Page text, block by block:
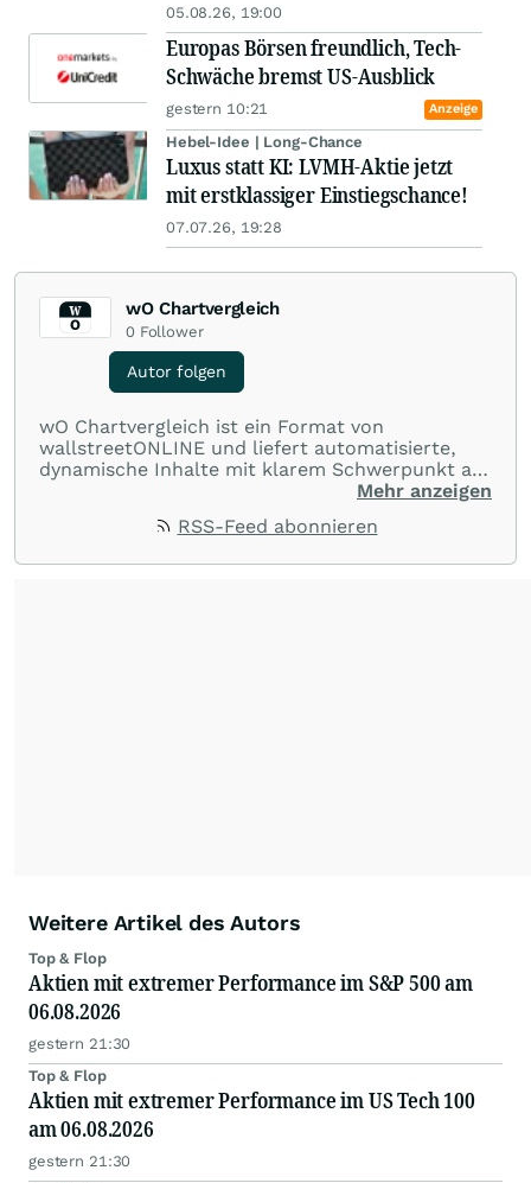
05.08.26, 19:00
Europas Börsen freundlich, Tech-
Schwäche bremst US-Ausblick
gestern 10:21 Anzeige
Hebel-Idee | Long-Chance
Luxus statt KI: LVMH-Aktie jetzt
mit erstklassiger Einstiegschance!
07.07.26, 19:28
wO Chartvergleich
0 Follower
Autor folgen
wO Chartvergleich ist ein Format von
wallstreetONLINE und liefert automatisierte,
dynamische Inhalte mit klarem Schwerpunkt auf
Charts und Performance-Vergleiche. Im Fokus
Kursverläufe einer breiten Auswahl an Aktien
Mehr anzeigen
RSS-Feed abonnieren
Weitere Artikel des Autors
Top & Flop
Aktien mit extremer Performance im S&P 500 am
06.08.2026
gestern 21:30
Top & Flop
Aktien mit extremer Performance im US Tech 100
am 06.08.2026
gestern 21:30